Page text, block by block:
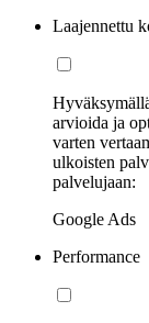
Laajennettu
arvioida ja
varten
ulkoisten
palvelujaan:
Google Ads
Performance